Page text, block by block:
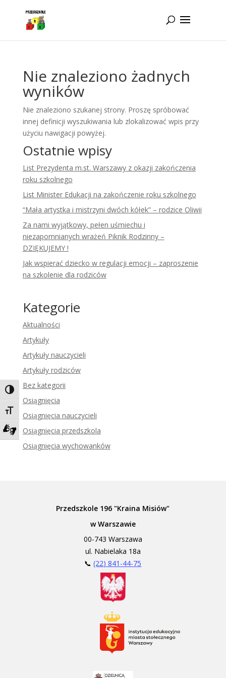
Toggle High Contrast
Toggle Font size
Zadzwoń do tłumacza języka migowego
Nie znaleziono żadnych
wyników
Nie znaleziono szukanej strony. Proszę spróbować
innej definicji wyszukiwania lub zlokalizować wpis przy
użyciu nawigacji powyżej.
Ostatnie wpisy
List Prezydenta m.st. Warszawy z okazji zakończenia
roku szkolnego
List Minister Edukacji na zakończenie roku szkolnego
“Mała artystka i mistrzyni dwóch kółek” – rodzice Oliwii
Za nami wyjątkowy, pełen uśmiechu i
niezapomnianych wrażeń Piknik Rodzinny –
DZIĘKUJEMY !
Jak wspierać dziecko w regulacji emocji – zaproszenie
na szkolenie dla rodziców
Kategorie
Aktualności
Artykuły
Artykuły nauczycieli
Artykuły rodziców
Bez kategorii
Osiągnięcia
Osiągnięcia nauczycieli
Osiągnięcia przedszkola
Osiągnięcia wychowanków
Przedszkole 196 "Kraina Misiów"
w Warszawie
00-743 Warszawa
ul. Nabielaka 18a
📞(22) 841-44-75